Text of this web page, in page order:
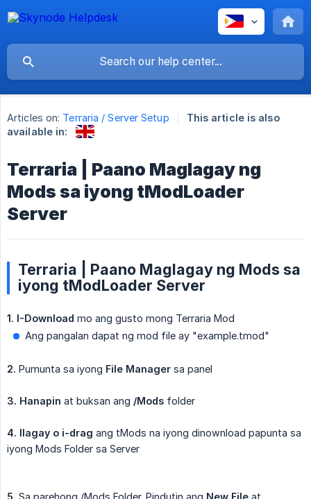
Articles on: Terraria / Server Setup
This article is also
available in:
Terraria | Paano Maglagay ng
Mods sa iyong tModLoader
Server
Terraria | Paano Maglagay ng Mods sa
iyong tModLoader Server
1. I-Download mo ang gusto mong Terraria Mod
Ang pangalan dapat ng mod file ay "example.tmod"
2. Pumunta sa iyong File Manager sa panel
3. Hanapin at buksan ang /Mods folder
4. Ilagay o i-drag ang tMods na iyong dinownload papunta sa
iyong Mods Folder sa Server
5. Sa parehong /Mods Folder. Pindutin ang New File at